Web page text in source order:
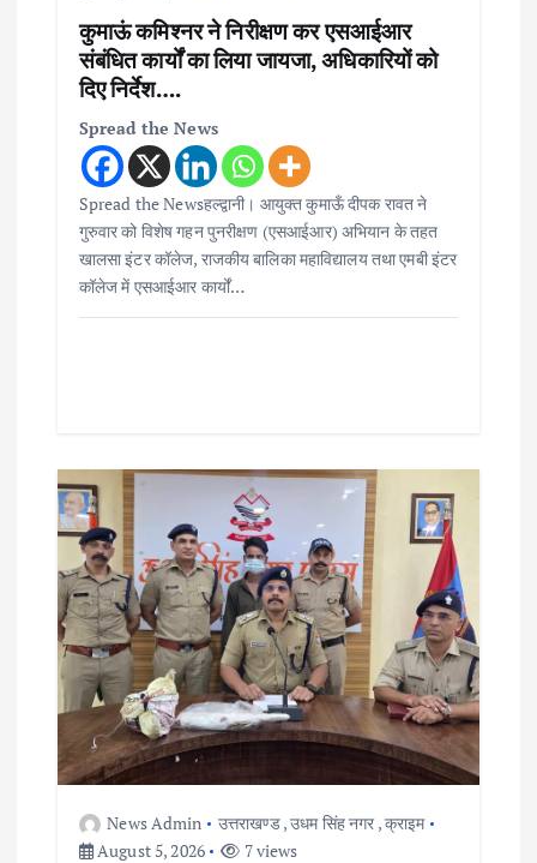
कुमाऊं कमिश्नर ने निरीक्षण कर एसआईआर
संबंधित कार्यों का लिया जायजा, अधिकारियों को
दिए निर्देश….
Spread the News
Spread the Newsहल्द्वानी। आयुक्त कुमाऊँ दीपक रावत ने
गुरुवार को विशेष गहन पुनरीक्षण (एसआईआर) अभियान के तहत
खालसा इंटर कॉलेज, राजकीय बालिका महाविद्यालय तथा एमबी इंटर
कॉलेज में एसआईआर कार्यों…
News Admin उत्तराखण्ड,उधम सिंह नगर ,क्राइम
August 5, 2026
7 views